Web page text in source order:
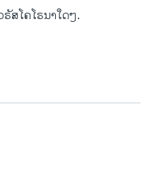
ສໂຄໂຣນາໃດໆ.